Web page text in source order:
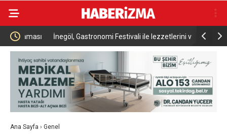
İnegöl, Gastronomi Festivali ile lezzetlerini vitrine
çıkarıyor
Ana Sayfa › Genel